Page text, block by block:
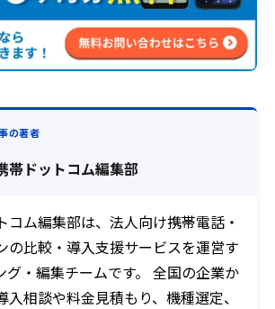
の著者
帯ドットコム編集部
コム編集部は、法人向け携帯電話・
の比較・導入支援サービスを運営す
グ・編集チームです。 全国の企業か
入相談や料金見積もり、機種選定、